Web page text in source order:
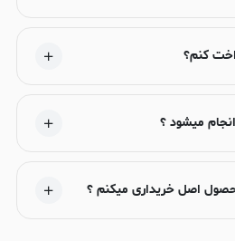
کنم؟
میشود ؟
اصل خریداری میکنم ؟